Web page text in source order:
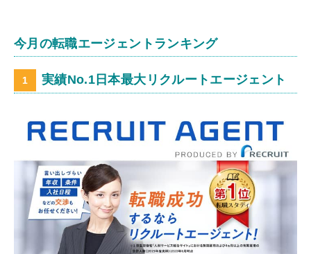
今月の転職エージェントランキング
実績No.1日本最大リクルートエージェント